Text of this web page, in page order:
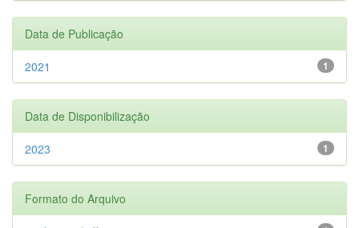
Data de Publicação
1
2021
Data de Disponibilização
1
2023
Formato do Arquivo